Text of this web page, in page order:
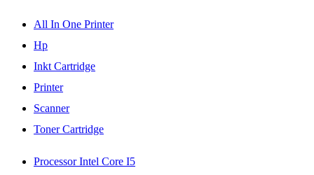
All In One Printer
Hp
Inkt Cartridge
Printer
Scanner
Toner Cartridge
Processor Intel Core I5